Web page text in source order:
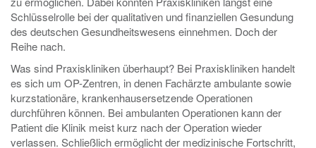
Schlüsselrolle bei der qualitativen und finanziellen Gesundung
des deutschen Gesundheitswesens einnehmen. Doch der
Reihe nach.
Was sind Praxiskliniken überhaupt? Bei Praxiskliniken handelt
es sich um OP-Zentren, in denen Fachärzte ambulante sowie
kurzstationäre, krankenhausersetzende Operationen
durchführen können. Bei ambulanten Operationen kann der
Patient die Klinik meist kurz nach der Operation wieder
verlassen. Schließlich ermöglicht der medizinische Fortschritt,